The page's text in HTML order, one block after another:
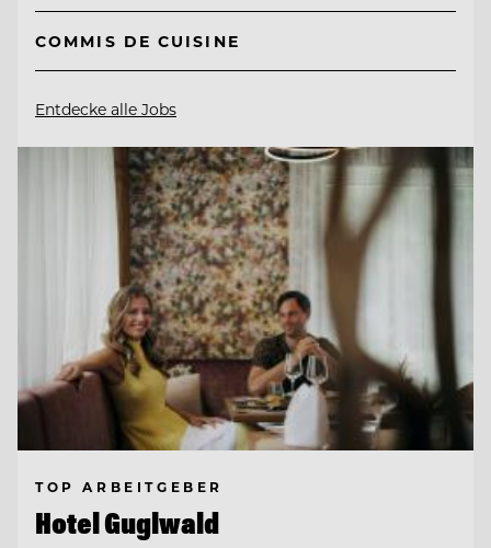
COMMIS DE CUISINE
Entdecke alle Jobs
TOP ARBEITGEBER
Hotel Guglwald